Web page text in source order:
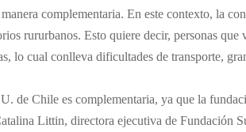
complementaria. En este contexto, la
rururbanos. Esto quiere decir, personas
lo cual conlleva dificultades de transporte,
de Chile es complementaria, ya que la
Littin, directora ejecutiva de Fundación